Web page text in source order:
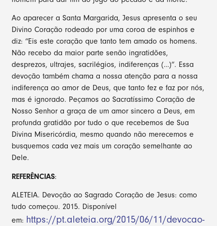
Ao aparecer a Santa Margarida, Jesus apresenta o seu
Divino Coração rodeado por uma coroa de espinhos e
diz: “Eis este coração que tanto tem amado os homens.
Não recebo da maior parte senão ingratidões,
desprezos, ultrajes, sacrilégios, indiferenças (…)”. Essa
devoção também chama a nossa atenção para a nossa
indiferença ao amor de Deus, que tanto fez e faz por nós,
mas é ignorado. Peçamos ao Sacratíssimo Coração de
Nosso Senhor a graça de um amor sincero a Deus, em
profunda gratidão por tudo o que recebemos de Sua
Divina Misericórdia, mesmo quando não merecemos e
busquemos cada vez mais um coração semelhante ao
Dele.
REFERÊNCIAS:
ALETEIA. Devoção ao Sagrado Coração de Jesus: como
tudo começou. 2015. Disponível
em: https://pt.aleteia.org/2015/06/11/devocao-